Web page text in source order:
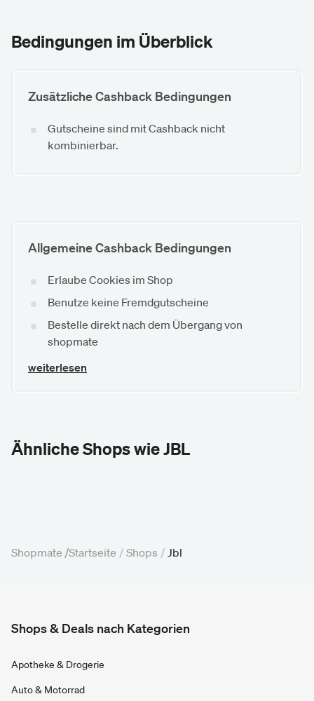
Bedingungen im Überblick
Zusätzliche Cashback Bedingungen
Gutscheine sind mit Cashback nicht
kombinierbar.
Allgemeine Cashback Bedingungen
Erlaube Cookies im Shop
Benutze keine Fremdgutscheine
Bestelle direkt nach dem Übergang von
shopmate
weiterlesen
Ähnliche Shops wie JBL
Shopmate /Startseite / Shops / Jbl
Shops & Deals nach Kategorien
Apotheke & Drogerie
Auto & Motorrad